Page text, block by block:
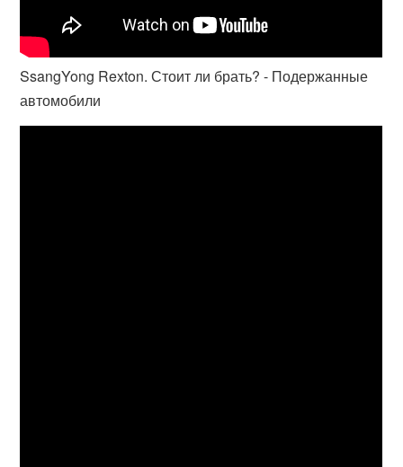
SsangYong Rexton. Стоит ли брать? - Подержанные
автомобили